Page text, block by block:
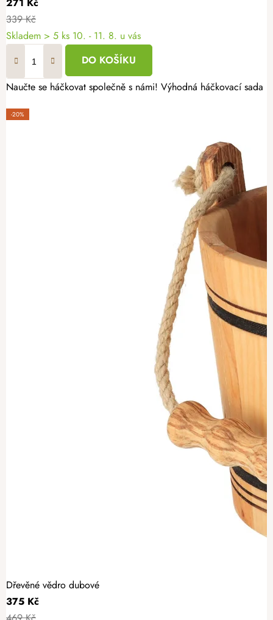
271 Kč
339 Kč
Skladem > 5 ks 10. - 11. 8. u vás
DO KOŠÍKU
Naučte se háčkovat společně s námi! Výhodná háčkovací sada
-20%
Dřevěné vědro dubové
375 Kč